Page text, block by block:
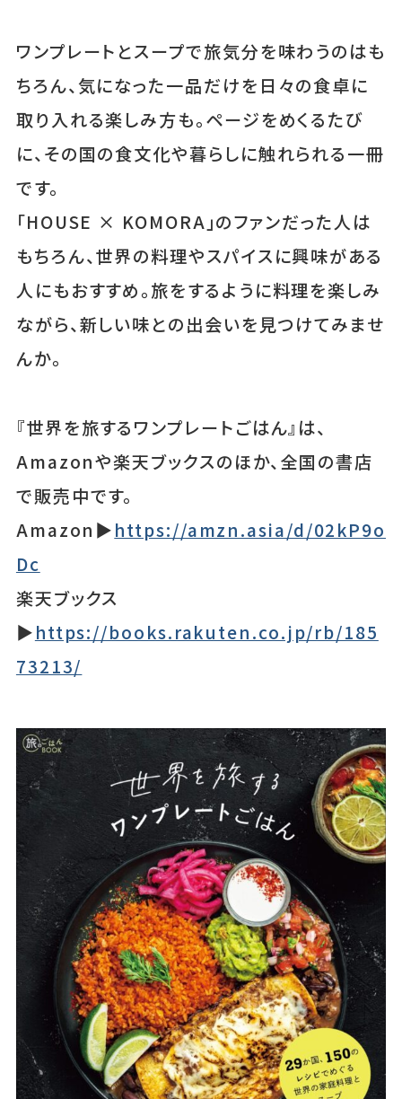
ワンプレートとスープで旅気分を味わうのはも
ちろん、気になった一品だけを日々の食卓に
取り入れる楽しみ方も。ページをめくるたび
に、その国の食文化や暮らしに触れられる一冊
です。
「HOUSE × KOMORA」のファンだった人は
もちろん、世界の料理やスパイスに興味がある
人にもおすすめ。旅をするように料理を楽しみ
ながら、新しい味との出会いを見つけてみませ
んか。
『世界を旅するワンプレートごはん』は、
Amazonや楽天ブックスのほか、全国の書店
で販売中です。
Amazon▶https://amzn.asia/d/02kP9o
Dc
楽天ブックス
▶https://books.rakuten.co.jp/rb/185
73213/